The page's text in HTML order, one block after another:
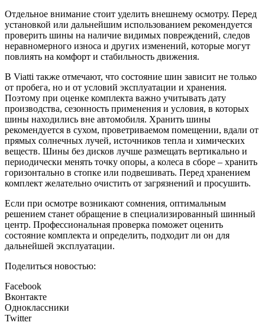
Отдельное внимание стоит уделить внешнему осмотру. Перед
установкой или дальнейшим использованием рекомендуется
проверить шины на наличие видимых повреждений, следов
неравномерного износа и других изменений, которые могут
повлиять на комфорт и стабильность движения.
В Viatti также отмечают, что состояние шин зависит не только
от пробега, но и от условий эксплуатации и хранения.
Поэтому при оценке комплекта важно учитывать дату
производства, сезонность применения и условия, в которых
шины находились вне автомобиля. Хранить шины
рекомендуется в сухом, проветриваемом помещении, вдали от
прямых солнечных лучей, источников тепла и химических
веществ. Шины без дисков лучше размещать вертикально и
периодически менять точку опоры, а колеса в сборе – хранить
горизонтально в стопке или подвешивать. Перед хранением
комплект желательно очистить от загрязнений и просушить.
Если при осмотре возникают сомнения, оптимальным
решением станет обращение в специализированный шинный
центр. Профессиональная проверка поможет оценить
состояние комплекта и определить, подходит ли он для
дальнейшей эксплуатации.
Поделиться новостью:
Facebook
Вконтакте
Одноклассники
Twitter